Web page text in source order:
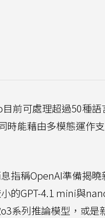
目前可處理超過50種
時能藉由多模態運作
指稱OpenAI準備揭曉
的GPT-4.1 mini與
系列推論模型，或